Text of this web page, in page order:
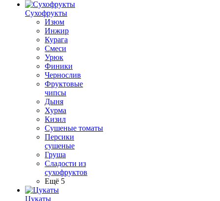
Сухофрукты
Изюм
Инжир
Курага
Смеси
Урюк
Финики
Чернослив
Фруктовые
чипсы
Дыня
Хурма
Кизил
Сушеные томаты
Персики
сушеные
Груша
Сладости из
сухофруктов
Ещё 5
Цукаты